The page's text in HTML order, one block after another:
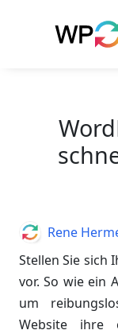
Stellen Sie sich
vor. So wie ein
um
Website ihre
AuthorRene